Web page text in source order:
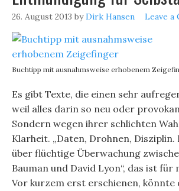
26. August 2013 byDirk Hansen Leave a
Buchtipp mit ausnahmsweise erhobenem
Es gibt Texte, die einen sehr
weil alles darin so neu oder
Sondern wegen ihrer schlichten
Klarheit. „Daten, Drohnen, Disziplin.
über flüchtige Überwachung
Bauman und David Lyon“, das ist für
Vor kurzem erst erschienen, könnte